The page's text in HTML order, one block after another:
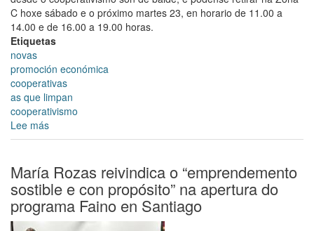
C hoxe sábado e o próximo martes 23, en horario de 11.00 a
14.00 e de 16.00 a 19.00 horas.
Etiquetas
novas
promoción económica
cooperativas
as que limpan
cooperativismo
Lee más
Xa
poden
retirar
as
entradas
para
María Rozas reivindica o “emprendemento
sostible e con propósito” na apertura do
programa Faino en Santiago